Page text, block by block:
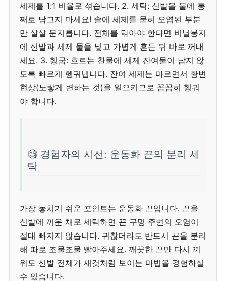
세제를 1:1 비율로 섞습니다. 2. 세탁: 신발을 물에 통
째로 담그지 마세요! 솔에 세제를 묻혀 오염된 부분
만 살살 문지릅니다. 전체를 닦아야 한다면 비닐봉지
에 신발과 세제 물을 넣고 가볍게 흔든 뒤 바로 꺼내
세요. 3. 헹굼: 흐르는 찬물에 세제 잔여물이 남지 않
도록 빠르게 헹궈냅니다. 잔여 세제는 마르면서 황변
현상(노랗게 변하는 것)을 일으키므로 꼼꼼히 헹궈
야 합니다.
🧐 경험자의 시선: 운동화 끈의 분리 세
탁
가장 놓치기 쉬운 포인트는 운동화 끈입니다. 끈을
신발에 끼운 채로 세탁하면 끈 구멍 주변의 오염이
절대 빠지지 않습니다. 귀찮더라도 반드시 끈을 분리
해 따로 조물조물 빨아주세요. 깨끗한 끈만 다시 끼
워도 신발 전체가 새것처럼 보이는 마법을 경험하실
수 있습니다.